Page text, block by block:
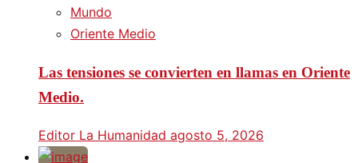
Mundo
Oriente Medio
Las tensiones se convierten en llamas en Oriente
Medio.
Editor La Humanidad agosto 5, 2026